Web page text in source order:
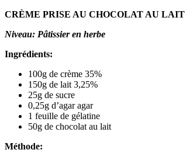
CRÈME PRISE AU CHOCOLAT AU LAIT
Niveau: Pâtissier en herbe
Ingrédients:
100g de crème 35%
150g de lait 3,25%
25g de sucre
0,25g d’agar agar
1 feuille de gélatine
50g de chocolat au lait
Méthode: